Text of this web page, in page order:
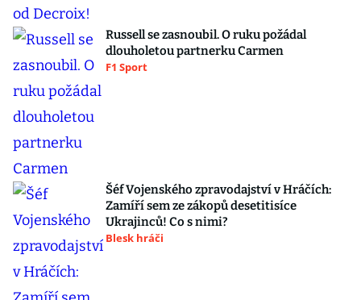
Russell se zasnoubil. O ruku požádal
dlouholetou partnerku Carmen
F1 Sport
Šéf Vojenského zpravodajství v Hráčích:
Zamíří sem ze zákopů desetitisíce
Ukrajinců! Co s nimi?
Blesk hráči